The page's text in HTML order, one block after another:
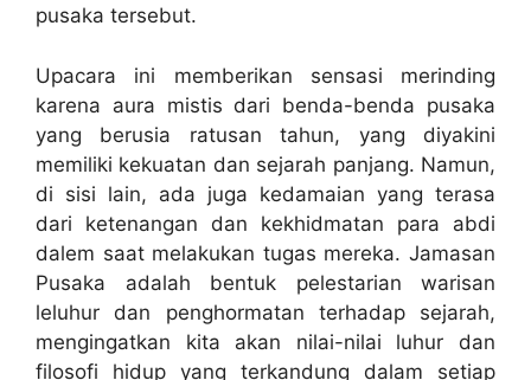
pusaka tersebut.
Upacara ini memberikan sensasi merinding
karena aura mistis dari benda-benda pusaka
yang berusia ratusan tahun, yang diyakini
memiliki kekuatan dan sejarah panjang. Namun,
di sisi lain, ada juga kedamaian yang terasa
dari ketenangan dan kekhidmatan para abdi
dalem saat melakukan tugas mereka. Jamasan
Pusaka adalah bentuk pelestarian warisan
leluhur dan penghormatan terhadap sejarah,
mengingatkan kita akan nilai-nilai luhur dan
filosofi hidup yang terkandung dalam setiap